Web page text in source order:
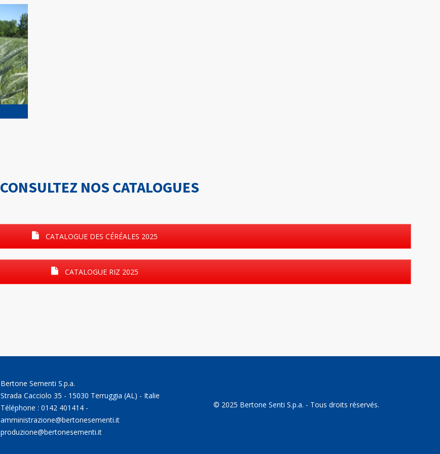
CONSULTEZ NOS CATALOGUES
CATALOGUE DES CÉRÉALES 2025
CATALOGUE RIZ 2025
Bertone Sementi S.p.a.
Strada Cacciolo 35 - 15030 Terruggia (AL) - Italie
Téléphone : 0142 401414 -
amministrazione@bertonesementi.it
produzione@bertonesementi.it
© 2025 Bertone Senti S.p.a. - Tous droits réservés.